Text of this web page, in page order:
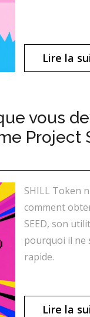
Lire la
vous
Project
SHILL Token
comment
SEED, son
pourquoi il ne
rapide.
Lire la